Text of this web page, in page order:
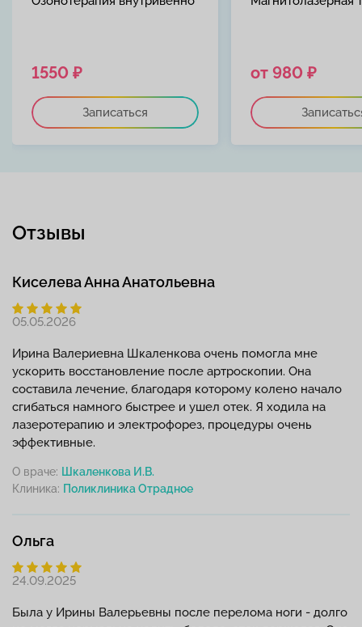
1550 ₽
Записаться
от 980 ₽
Отзывы
Киселева Анна Анатольевна
05.05.2026
Ирина Валериевна Шкаленкова очень помогла мне
ускорить восстановление после артроскопии. Она
составила лечение, благодаря которому колено начало
сгибаться намного быстрее и ушел отек. Я ходила на
лазеротерапию и электрофорез, процедуры очень
эффективные.
О враче: Шкаленкова И.В.
Клиника:
Ольга
24.09.2025
Была у Ирины Валерьевны после перелома ноги - долго